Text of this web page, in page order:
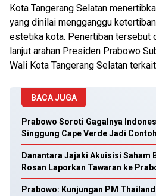
Kota Tangerang Selatan
yang dinilai mengganggu
estetika kota. Penertiban tersebut
lanjut arahan Presiden Prabowo
Wali Kota Tangerang Selatan
BACA JUGA
Prabowo Soroti Gagalnya
Singgung Cape Verde Jadi
Danantara Jajaki Akuisisi Saham
Rosan Laporkan Tawaran ke
Prabowo: Kunjungan PM